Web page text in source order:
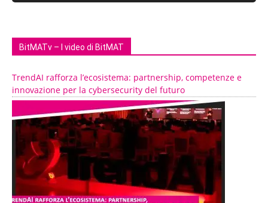
BitMATv – I video di BitMAT
TrendAI rafforza l’ecosistema: partnership, competenze e
innovazione per la cybersecurity del futuro